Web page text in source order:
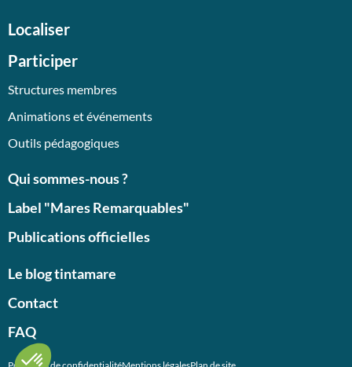
Localiser
Participer
Structures membres
Animations et événements
Outils pédagogiques
Qui sommes-nous ?
Label "Mares Remarquables"
Publications officielles
Le blog tintamare
Contact
FAQ